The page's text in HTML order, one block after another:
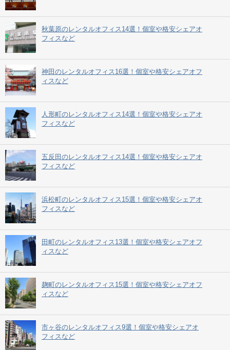
秋葉原のレンタルオフィス14選！個室や格安シェアオ
フィスなど
神田のレンタルオフィス16選！個室や格安シェアオフ
ィスなど
人形町のレンタルオフィス14選！個室や格安シェアオ
フィスなど
五反田のレンタルオフィス14選！個室や格安シェアオ
フィスなど
浜松町のレンタルオフィス15選！個室や格安シェアオ
フィスなど
田町のレンタルオフィス13選！個室や格安シェアオフ
ィスなど
麹町のレンタルオフィス15選！個室や格安シェアオフ
ィスなど
市ヶ谷のレンタルオフィス9選！個室や格安シェアオ
フィスなど